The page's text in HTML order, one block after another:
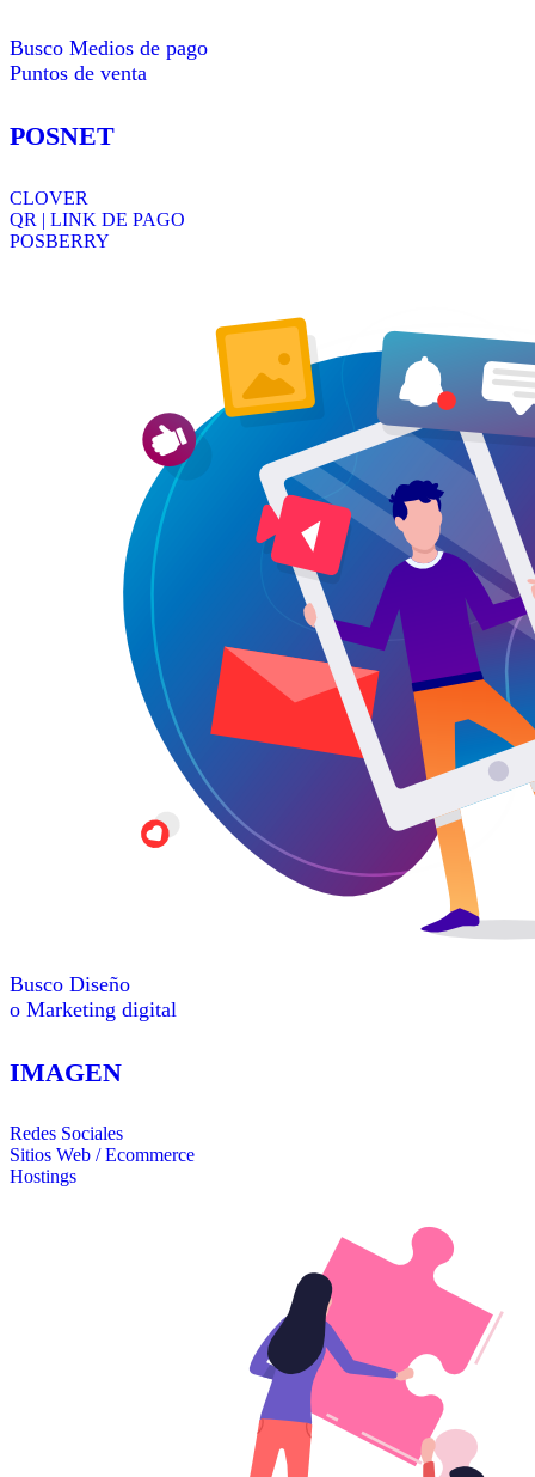
Busco Medios de pago
Puntos de venta
POSNET
CLOVER
QR | LINK DE PAGO
POSBERRY
Busco Diseño
o Marketing digital
IMAGEN
Redes Sociales
Sitios Web / Ecommerce
Hostings